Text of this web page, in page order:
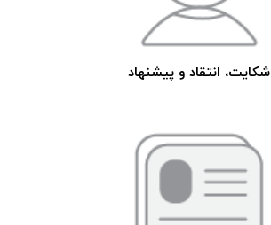
شکایت، انتقاد و پیشنهاد